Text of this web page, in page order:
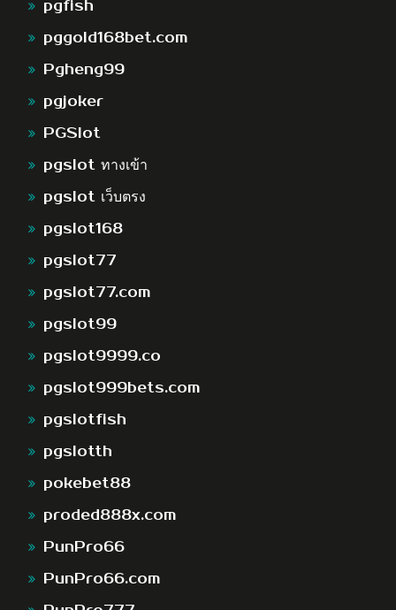
pgfish
pggold168bet.com
Pgheng99
pgjoker
PGSlot
pgslot ทางเข้า
pgslot เว็บตรง
pgslot168
pgslot77
pgslot77.com
pgslot99
pgslot9999.co
pgslot999bets.com
pgslotfish
pgslotth
pokebet88
proded888x.com
PunPro66
PunPro66.com